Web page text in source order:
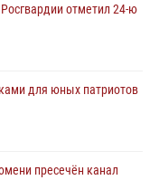
отметил 24-ю
для юных патриотов
пресечён канал